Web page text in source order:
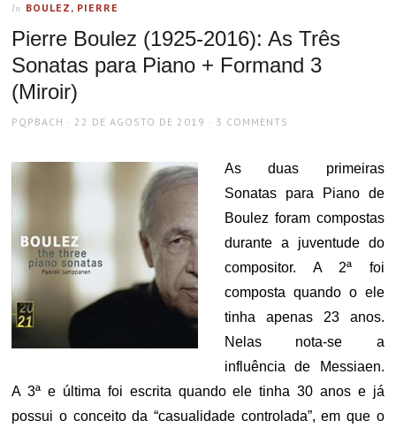
In BOULEZ, PIERRE
Pierre Boulez (1925-2016): As Três
Sonatas para Piano + Formand 3
(Miroir)
AUTHOR
PQPBACH
POSTED
22 DE AGOSTO DE 2019 3 COMMENTS
As duas primeiras
Sonatas para Piano de
Boulez foram compostas
durante a juventude do
compositor. A 2ª foi
composta quando o ele
tinha apenas 23 anos.
Nelas nota-se a
influência de Messiaen.
A 3ª e última foi escrita quando ele tinha 30 anos e já
possui o conceito da “casualidade controlada”, em que o